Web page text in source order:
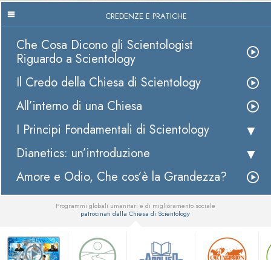
CREDENZE E PRATICHE
Che Cosa Dicono gli Scientologist
Riguardo a Scientology
Il Credo della Chiesa di Scientology
All’interno di una Chiesa
I Principi Fondamentali di Scientology
Dianetics: un’introduzione
Amore e Odio, Che cos’è la Grandezza?
Programmi globali umanitari e di miglioramento sociale
patrocinati dalla Chiesa di Scientology